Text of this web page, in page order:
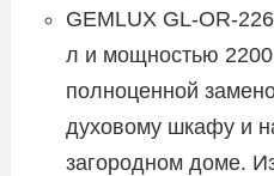
GEMLUX GL-OR-
л и мощностью 2200
полноценной
духовому шкафу и
загородном доме.